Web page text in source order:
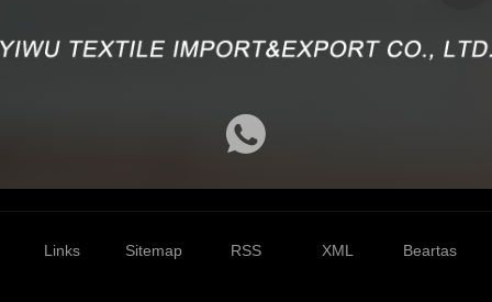
Links Sitemap RSS XML Beartas